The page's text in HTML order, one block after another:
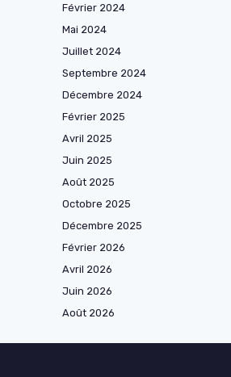
Février 2024
Mai 2024
Juillet 2024
Septembre 2024
Décembre 2024
Février 2025
Avril 2025
Juin 2025
Août 2025
Octobre 2025
Décembre 2025
Février 2026
Avril 2026
Juin 2026
Août 2026